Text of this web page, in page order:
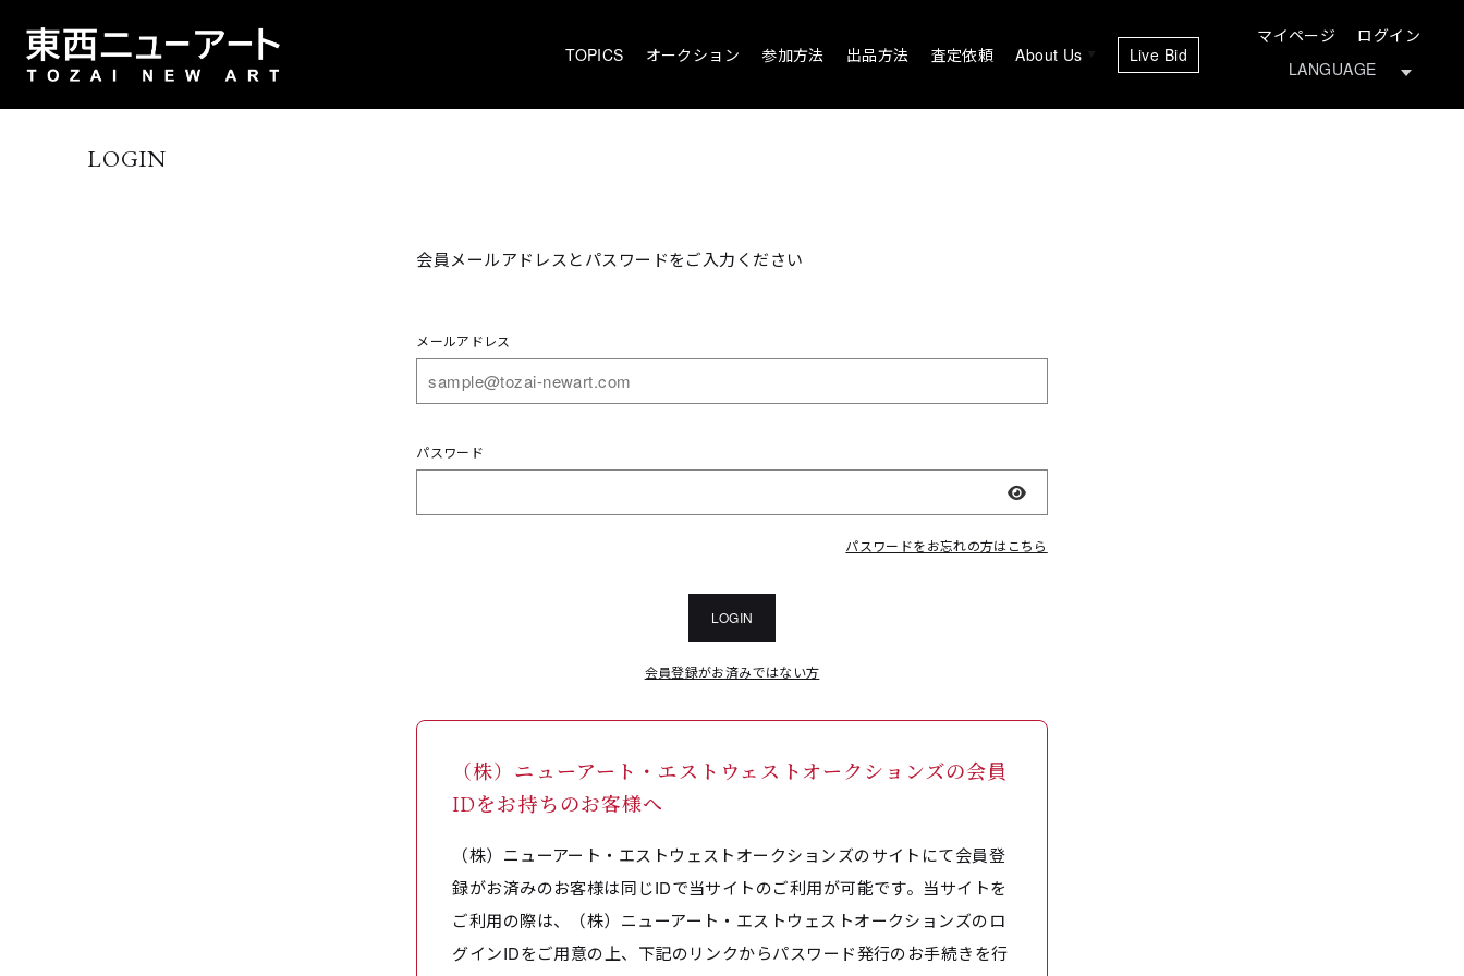
TOPICS オークション 参加方法 出品方法 査定依頼 About Us Live Bid
マイページ ログイン
LOGIN
会員メールアドレスとパスワードをご入力ください
メールアドレス
パスワード
表示
パスワードをお忘れの方はこちら
LOGIN
会員登録がお済みではない方
（株）ニューアート・エストウェストオークションズの会員
IDをお持ちのお客様へ
（株）ニューアート・エストウェストオークションズのサイトにて会員登
録がお済みのお客様は同じIDで当サイトのご利用が可能です。当サイトを
ご利用の際は、（株）ニューアート・エストウェストオークションズのロ
グインIDをご用意の上、下記のリンクからパスワード発行のお手続きを行